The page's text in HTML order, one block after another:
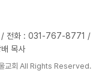
/ 전화 : 031-767-8771
목사
교회 All Rights Reserved.